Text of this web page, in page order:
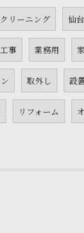
リーニング 仙台
事 業務用
取外し 設
リフォーム